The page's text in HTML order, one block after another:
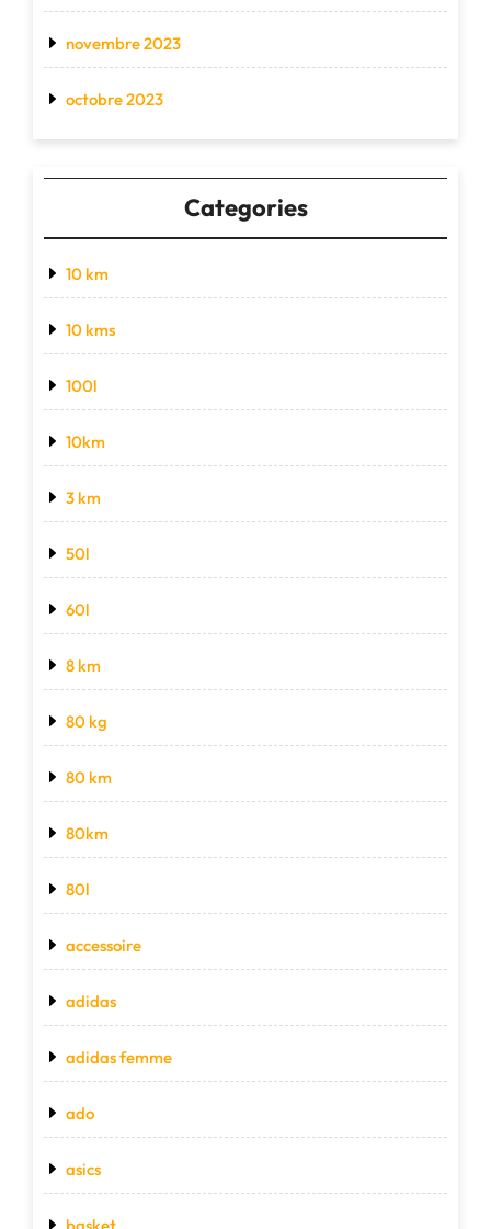
novembre 2023
octobre 2023
Categories
10 km
10 kms
100l
10km
3 km
50l
60l
8 km
80 kg
80 km
80km
80l
accessoire
adidas
adidas femme
ado
asics